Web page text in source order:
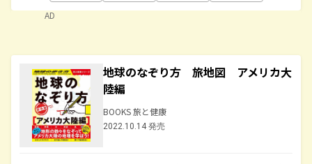
AD
地球のなぞり方 旅地図 アメリカ大
陸編
BOOKS 旅と健康
2022.10.14 発売